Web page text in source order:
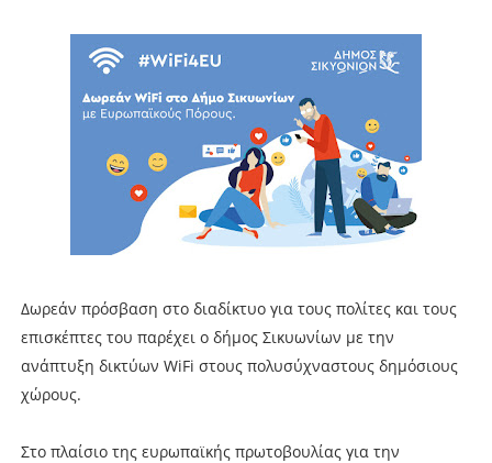
Δωρεάν πρόσβαση στο διαδίκτυο για τους πολίτες και τους
επισκέπτες του παρέχει ο δήμος Σικυωνίων με την
ανάπτυξη δικτύων WiFi στους πολυσύχναστους δημόσιους
χώρους.
Στο πλαίσιο της ευρωπαϊκής πρωτοβουλίας για την